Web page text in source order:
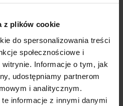
z plików cookie
do spersonalizowania treści
społecznościowe i
Informacje o tym, jak
udostępniamy partnerom
i analitycznym.
informacje z innymi danymi
i nowoczesne źródło
idealnie pokazuje, że
doskonale współgrać z
LED. Lampa została
jednej żarówki LED